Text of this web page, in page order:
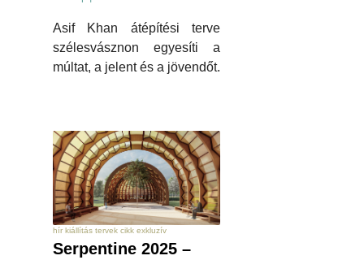
Asif Khan átépítési terve
szélesvásznon egyesíti a
múltat, a jelent és a jövendőt.
hír kiállítás tervek cikk exkluzív
Serpentine 2025 –